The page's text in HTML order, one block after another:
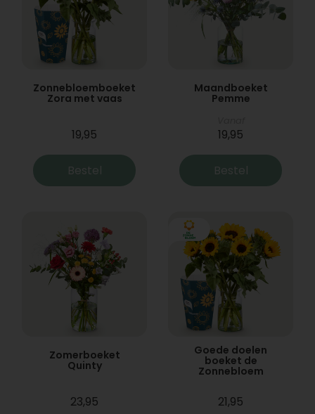
Zonnebloemboeket
Zora met vaas
19,95
Bestel
Maandboeket
Pemme
19,95
Bestel
Zomerboeket
Quinty
23,95
Goede doelen
boeket de
Zonnebloem
21,95